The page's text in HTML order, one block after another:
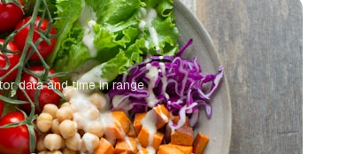
data and time in range